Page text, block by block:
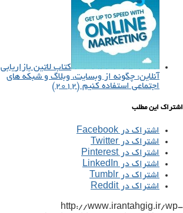
کتاب لاتین بازاریابی
آنلاین: چگونه از وبسایت، وبلاگ و شبکه های
اجتماعی استفاده کنیم (۲۰۱۲)
اشتراک این مطلب
اشتراک در Facebook
اشتراک در Twitter
اشتراک در Pinterest
اشتراک در LinkedIn
اشتراک در Tumblr
اشتراک در Reddit
http://www.irantahgig.ir/wp-